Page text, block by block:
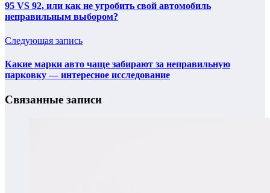
95 VS 92, или как не угробить свой автомобиль
неправильным выбором?
Следующая запись
Какие марки авто чаще забирают за неправильную
парковку — интересное исследование
Связанные записи